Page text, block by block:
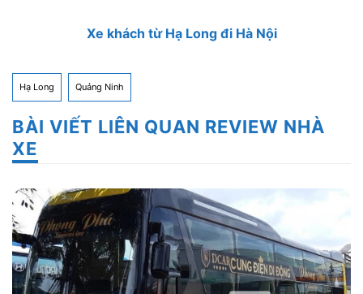
Xe khách từ Hạ Long đi Hà Nội
Hạ Long Quảng Ninh
BÀI VIẾT LIÊN QUAN REVIEW NHÀ
XE